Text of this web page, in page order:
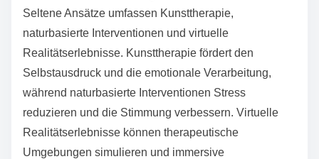
Seltene Ansätze umfassen Kunsttherapie,
naturbasierte Interventionen und virtuelle
Realitätserlebnisse. Kunsttherapie fördert den
Selbstausdruck und die emotionale Verarbeitung,
während naturbasierte Interventionen Stress
reduzieren und die Stimmung verbessern. Virtuelle
Realitätserlebnisse können therapeutische
Umgebungen simulieren und immersive